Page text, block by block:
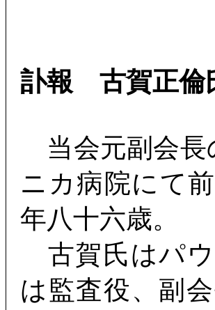
訃報 古賀正倫
当会元副会長
ニカ病院にて
年八十六歳。
古賀氏はパ
は監査役、副